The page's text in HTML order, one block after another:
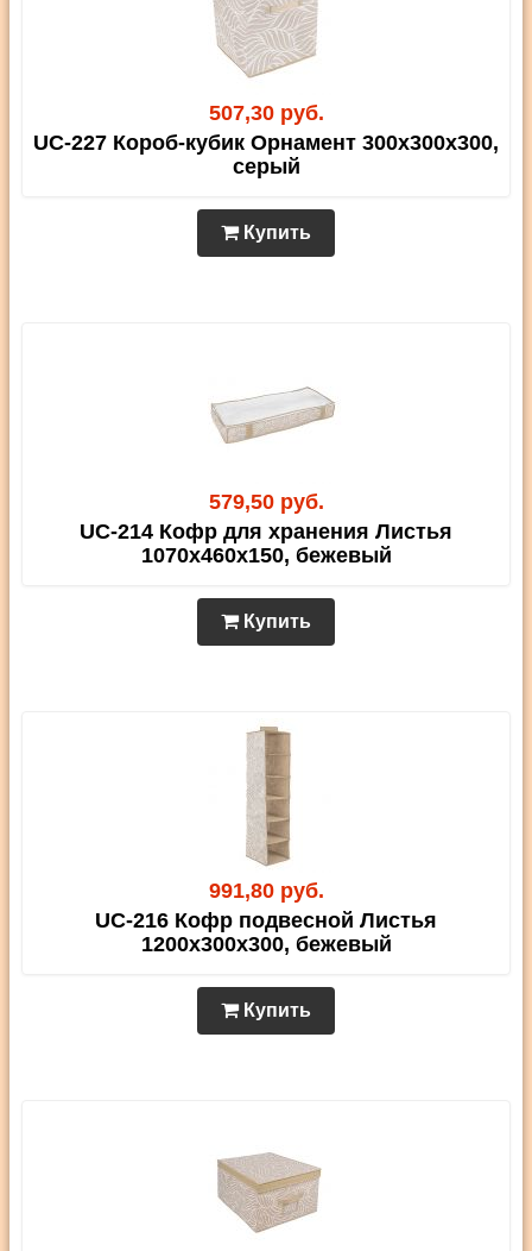
507,30 руб.
UC-227 Короб-кубик Орнамент 300х300х300,
серый
Купить
579,50 руб.
UC-214 Кофр для хранения Листья
1070х460х150, бежевый
Купить
991,80 руб.
UC-216 Кофр подвесной Листья
1200х300х300, бежевый
Купить